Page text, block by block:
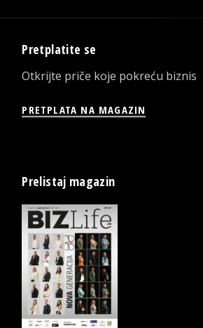
Pretplatite se
Otkrijte priče koje pokreću biznis
PRETPLATA NA MAGAZIN
Prelistaj magazin